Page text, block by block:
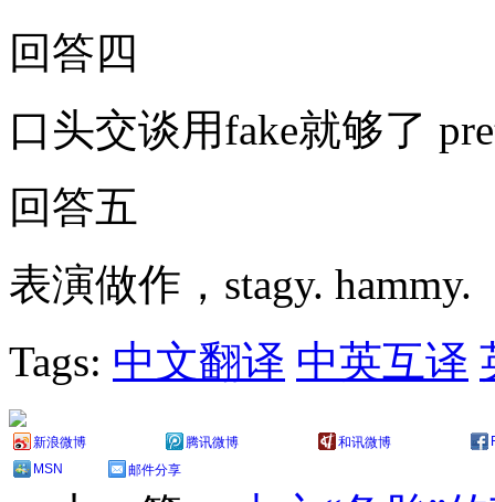
回答四
口头交谈用fake就够了
回答五
表演做作，stagy. hammy.
Tags: 中文翻译 中英互译
新浪微博 腾讯微博 和讯微博
MSN
邮件分享